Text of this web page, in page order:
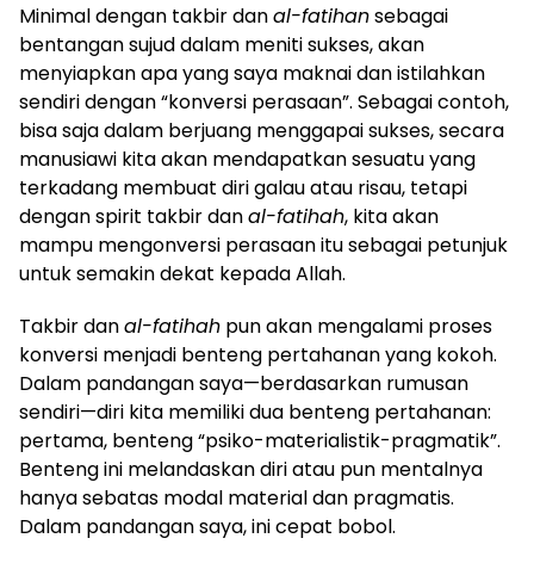
Minimal dengan takbir danal-fatihansebagai
bentangan sujud dalam meniti sukses, akan
menyiapkan apa yang saya maknai dan istilahkan
sendiri dengan “konversi perasaan”. Sebagai contoh,
bisa saja dalam berjuang menggapai sukses, secara
manusiawi kita akan mendapatkan sesuatu yang
terkadang membuat diri galau atau risau, tetapi
dengan spirit takbir danal-fatihah, kita akan
mampu mengonversi perasaan itu sebagai petunjuk
untuk semakin dekat kepada Allah.
Takbir danal-fatihah pun akan mengalami proses
konversi menjadi benteng pertahanan yang kokoh.
Dalam pandangan saya—berdasarkan rumusan
sendiri—diri kita memiliki dua benteng pertahanan:
pertama, benteng “psiko-materialistik-pragmatik”.
Benteng ini melandaskan diri atau pun mentalnya
hanya sebatas modal material dan pragmatis.
Dalam pandangan saya, ini cepat bobol.